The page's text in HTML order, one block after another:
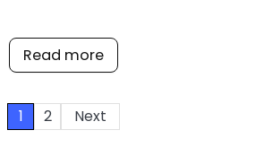
Read more
1 2 Next